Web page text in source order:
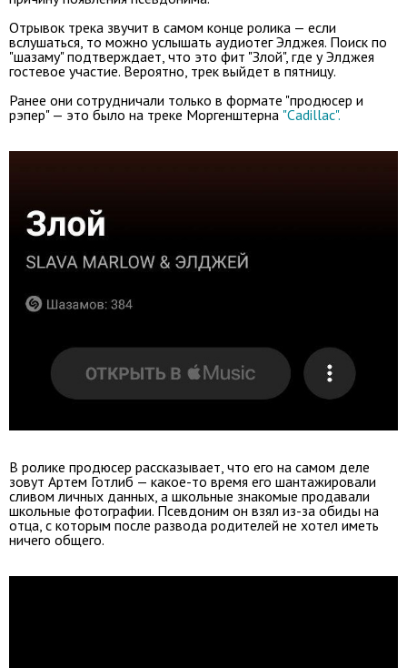
Отрывок трека звучит в самом конце ролика — если
вслушаться, то можно услышать аудиотег Элджея. Поиск по
"шазаму" подтверждает, что это фит "Злой", где у Элджея
гостевое участие. Вероятно, трек выйдет в пятницу.
Ранее они сотрудничали только в формате "продюсер и
рэпер" — это было на треке Моргенштерна "Cadillac".
В ролике продюсер рассказывает, что его на самом деле
зовут Артем Готлиб — какое-то время его шантажировали
сливом личных данных, а школьные знакомые продавали
школьные фотографии. Псевдоним он взял из-за обиды на
отца, с которым после развода родителей не хотел иметь
ничего общего.